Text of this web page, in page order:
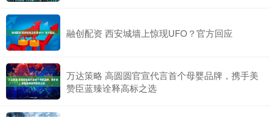
融创配资 西安城墙上惊现UFO？官方回应
万达策略 高圆圆官宣代言首个母婴品牌，携手美
赞臣蓝臻诠释高标之选